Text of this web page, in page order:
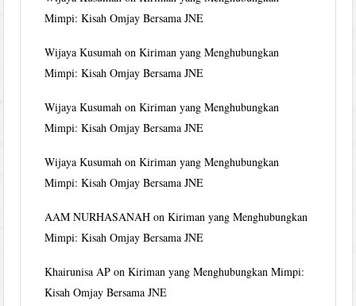
Mimpi: Kisah Omjay Bersama JNE
Wijaya Kusumah onKiriman yang Menghubungkan
Mimpi: Kisah Omjay Bersama JNE
Wijaya Kusumah onKiriman yang Menghubungkan
Mimpi: Kisah Omjay Bersama JNE
Wijaya Kusumah onKiriman yang Menghubungkan
Mimpi: Kisah Omjay Bersama JNE
AAM NURHASANAH onKiriman yang Menghubungkan
Mimpi: Kisah Omjay Bersama JNE
Khairunisa AP onKiriman yang Menghubungkan Mimpi:
Kisah Omjay Bersama JNE